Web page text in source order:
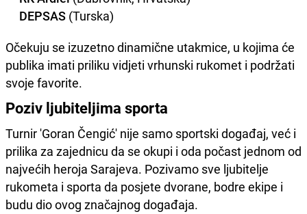
DEPSAS (Turska)
Očekuju se izuzetno dinamične utakmice, u kojima će
publika imati priliku vidjeti vrhunski rukomet i podržati
svoje favorite.
Poziv ljubiteljima sporta
Turnir 'Goran Čengić' nije samo sportski događaj, već i
prilika za zajednicu da se okupi i oda počast jednom od
najvećih heroja Sarajeva. Pozivamo sve ljubitelje
rukometa i sporta da posjete dvorane, bodre ekipe i
budu dio ovog značajnog događaja.